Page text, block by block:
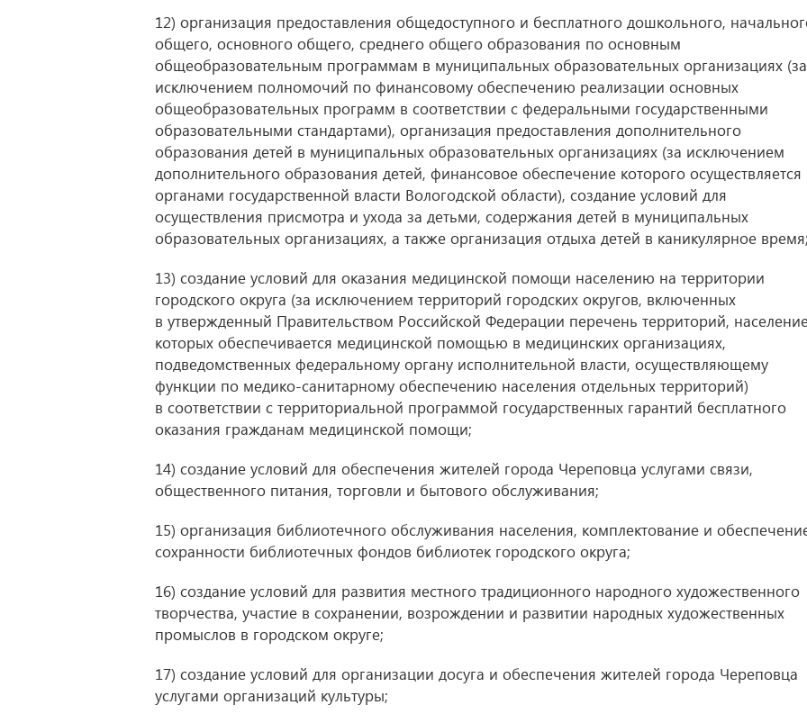
12) организация предоставления общедоступного и бесплатного дошкольного,
общего, основного общего, среднего общего образования по основным
общеобразовательным программам в муниципальных образовательных организациях (за
исключением полномочий по финансовому обеспечению реализации основных
общеобразовательных программ в соответствии с федеральными государственными
образовательными стандартами), организация предоставления дополнительного
образования детей в муниципальных образовательных организациях (за исключением
дополнительного образования детей, финансовое обеспечение которого осуществляется
органами государственной власти Вологодской области), создание условий для
осуществления присмотра и ухода за детьми, содержания детей в муниципальных
образовательных организациях, а также организация отдыха детей в каникулярное время;
13) создание условий для оказания медицинской помощи населению на территории
городского округа (за исключением территорий городских округов, включенных
в утвержденный Правительством Российской Федерации перечень территорий,
которых обеспечивается медицинской помощью в медицинских организациях,
подведомственных федеральному органу исполнительной власти, осуществляющему
функции по медико-санитарному обеспечению населения отдельных территорий)
в соответствии с территориальной программой государственных гарантий бесплатного
оказания гражданам медицинской помощи;
14) создание условий для обеспечения жителей города Череповца услугами связи,
общественного питания, торговли и бытового обслуживания;
15) организация библиотечного обслуживания населения, комплектование и
сохранности библиотечных фондов библиотек городского округа;
16) создание условий для развития местного традиционного народного художественного
творчества, участие в сохранении, возрождении и развитии народных художественных
промыслов в городском округе;
17) создание условий для организации досуга и обеспечения жителей города Череповца
услугами организаций культуры;